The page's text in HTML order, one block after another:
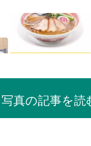
写真の記事を読